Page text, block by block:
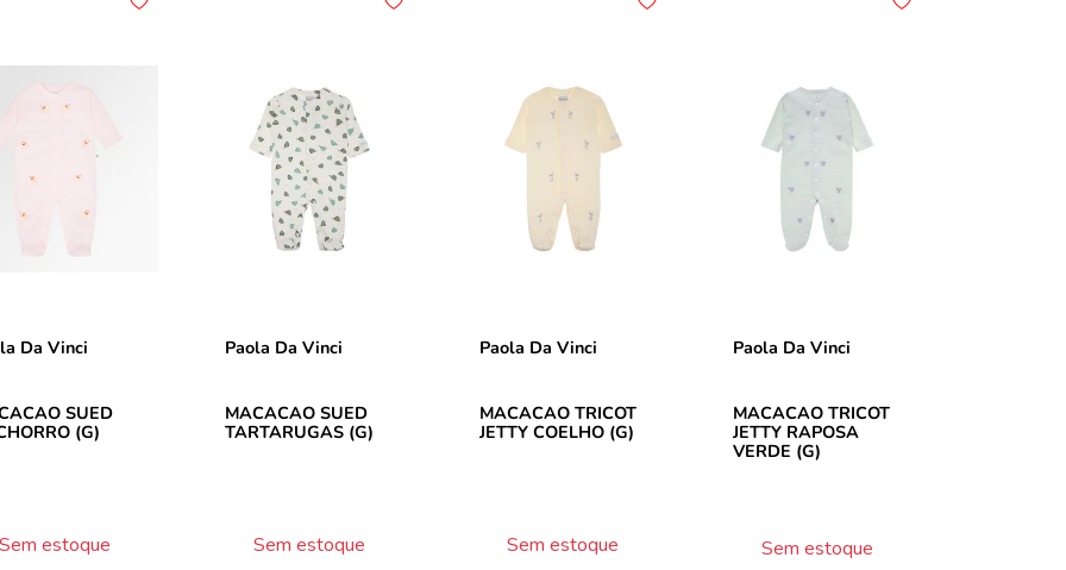
Da Vinci
SUED
(G)
estoque
Paola Da Vinci
MACACAO SUED
TARTARUGAS (G)
Sem estoque
Paola Da Vinci
MACACAO TRICOT
JETTY COELHO (G)
Sem estoque
Paola Da Vinci
MACACAO TRICOT
JETTY RAPOSA
VERDE (G)
Sem estoque